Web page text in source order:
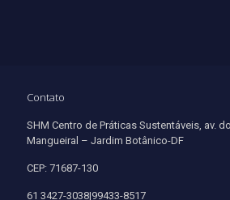
Contato
SHM Centro de Práticas Sustentáveis, av.
Mangueiral – Jardim Botânico-DF
CEP: 71687-130
61 3427-3038|99433-8517